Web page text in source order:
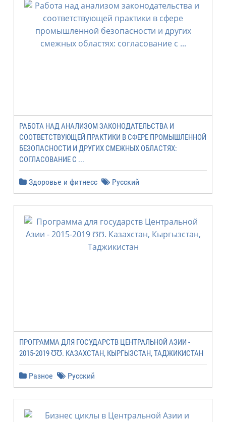
РАБОТА НАД АНАЛИЗОМ ЗАКОНОДАТЕЛЬСТВА И
СООТВЕТСТВУЮЩЕЙ ПРАКТИКИ В СФЕРЕ ПРОМЫШЛЕННОЙ
БЕЗОПАСНОСТИ И ДРУГИХ СМЕЖНЫХ ОБЛАСТЯХ:
СОГЛАСОВАНИЕ С ...
Здоровье и фитнесс Русский
ПРОГРАММА ДЛЯ ГОСУДАРСТВ ЦЕНТРАЛЬНОЙ АЗИИ -
2015-2019 ƱƱ. КАЗАХСТАН, КЫРГЫЗСТАН, ТАДЖИКИСТАН
Разное Русский